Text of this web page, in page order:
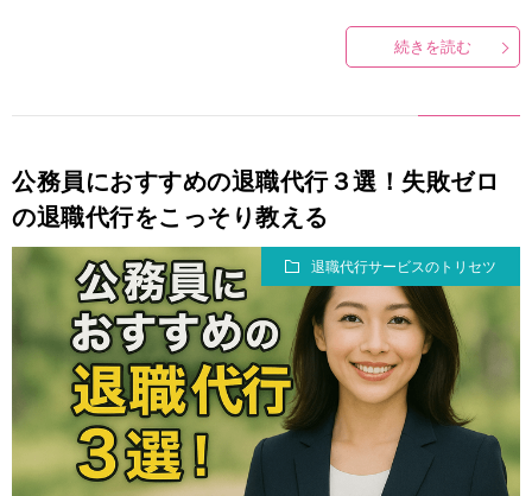
続きを読む
公務員におすすめの退職代行３選！失敗ゼロ
の退職代行をこっそり教える
退職代行サービスのトリセツ